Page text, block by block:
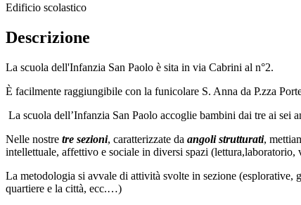
Edificio scolastico
Descrizione
La scuola dell'Infanzia San Paolo è sita in via Cabrini al n°2.
È facilmente raggiungibile con la funicolare S. Anna da P.zza
La scuola dell’Infanzia San Paolo accoglie bambini dai tre ai sei
Nelle nostre tre sezioni, caratterizzate da angoli strutturati,
intellettuale, affettivo e sociale in diversi spazi (lettura,laboratorio,
La metodologia si avvale di attività svolte in sezione
quartiere e la città, ecc.…)